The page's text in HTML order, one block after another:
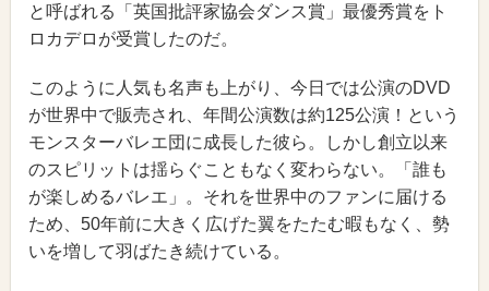
と呼ばれる「英国批評家協会ダンス賞」最優秀賞をト
ロカデロが受賞したのだ。
このように人気も名声も上がり、今日では公演のDVD
が世界中で販売され、年間公演数は約125公演！という
モンスターバレエ団に成長した彼ら。しかし創立以来
のスピリットは揺らぐこともなく変わらない。「誰も
が楽しめるバレエ」。それを世界中のファンに届ける
ため、50年前に大きく広げた翼をたたむ暇もなく、勢
いを増して羽ばたき続けている。